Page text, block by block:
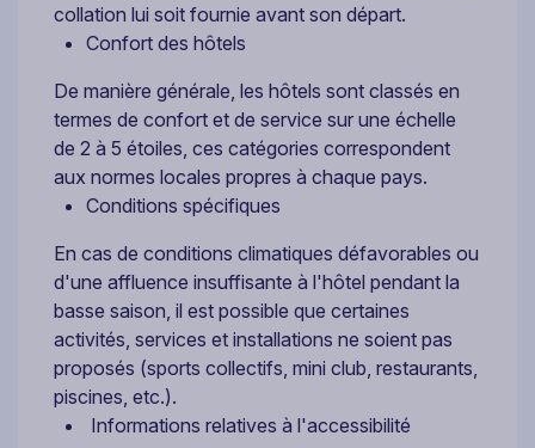
collation lui soit fournie avant son départ.
Confort des hôtels
De manière générale, les hôtels sont classés en
termes de confort et de service sur une échelle
de 2 à 5 étoiles, ces catégories correspondent
aux normes locales propres à chaque pays.
Conditions spécifiques
En cas de conditions climatiques défavorables ou
d'une affluence insuffisante à l'hôtel pendant la
basse saison, il est possible que certaines
activités, services et installations ne soient pas
proposés (sports collectifs, mini club, restaurants,
piscines, etc.).
Informations relatives à l'accessibilité